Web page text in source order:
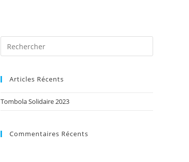
Articles Récents
Tombola Solidaire 2023
Commentaires Récents